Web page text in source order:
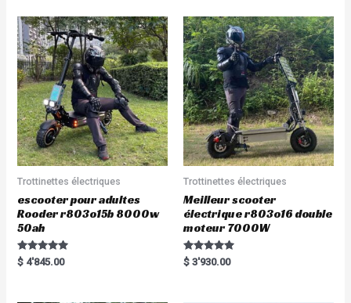
Trottinettes électriques
escooter pour adultes
Rooder r803o15b 8000w
50ah
Rated
5.00
$ 4'845.00
Trottinettes électriques
Meilleur scooter
électrique r803o16 double
moteur 7000W
Rated
5.00
$ 3'930.00